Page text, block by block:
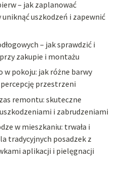
– jak zaplanować
uszkodzeń i zapewnić
– jak sprawdzić i
zakupie i montażu
w pokoju: jak różne barwy
przestrzeni
remontu: skuteczne
i zabrudzeniami
w mieszkaniu: trwała i
tradycyjnych posadzek z
aplikacji i pielęgnacji